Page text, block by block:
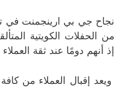
نجاح جي بي ارينجمنت في
من الحفلات الكويتية
إذ أنهم دومًا عند ثقة
ويعد إقبال العملاء من